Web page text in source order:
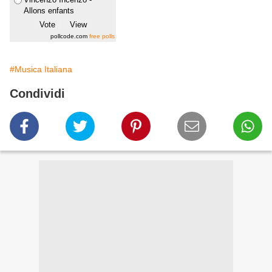
Allons enfants
pollcode.com free polls
#Musica Italiana
Condividi